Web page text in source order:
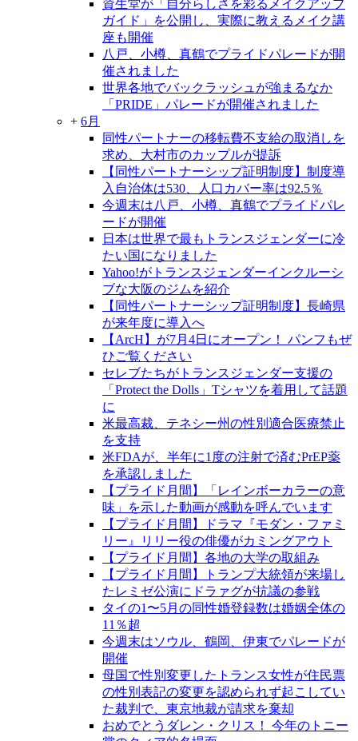
資生堂が「自分らしさを彩るメイクアップ
ガイド」を公開し、実際に教えるメイク講
座も開催
八戸、小樽、真鶴でプライドパレードが開
催されました
世界各地でバックラッシュが強まるなか
「PRIDE」パレードが開催されました
+ 6月
同性パートナーの移転費不支給の取消しを
求め、大村市のカップルが提訴
【同性パートナーシップ証明制度】制度導
入自治体は530、人口カバー率は92.5％
今週末は八戸、小樽、真鶴でプライドパレ
ードが開催
日本は世界で最もトランスジェンダーに冷
たい国になりました
Yahoo!がトランスジェンダーインクルーシ
ブな大阪のジムを紹介
【同性パートナーシップ証明制度】長崎県
が来年度に導入へ
【ArcH】が7月4日にオープン！ パンフもぜ
ひご覧ください
セレブたちがトランスジェンダー支援の
「Protect the Dolls」Tシャツを着用して話題
に
米最高裁、テネシー州の性別適合医療禁止
を支持
米FDAが、半年に1度の注射で済むPrEP薬
を承認しました
【プライド月間】「レインボーカラーの意
味」を示した動画が感動を呼んでいます
【プライド月間】ドラマ『モダン・ファミ
リー』リリー役の俳優がカミングアウト
【プライド月間】各地の大学の取組み
【プライド月間】トランプ大統領が来場し
たレミゼ公演にドラァグが抗議の参戦
タイの1〜5月の同性婚登録数は婚姻全体の
11％超
今週末はソウル、鶴岡、伊東でパレードが
開催
母国で性別変更したトランス女性が住民票
の性別表記の変更を認められず起こしてい
た裁判で、東京地裁が請求を棄却
おめでとうダレン・クリス！ 今年のトニー